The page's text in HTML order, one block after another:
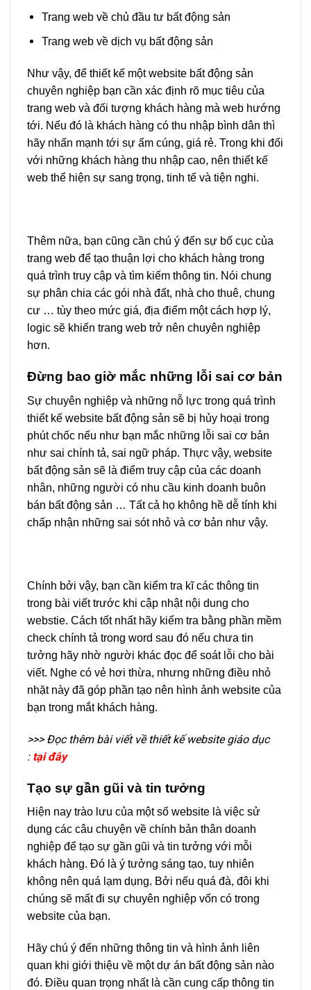
Trang web về chủ đầu tư bất động sản
Trang web về dịch vụ bất động sản
Như vậy, để thiết kế một website bất động sản
chuyên nghiệp bạn cần xác định rõ mục tiêu của
trang web và đối tượng khách hàng mà web hướng
tới. Nếu đó là khách hàng có thu nhập bình dân thì
hãy nhấn mạnh tới sự ấm cúng, giá rẻ. Trong khi đối
với những khách hàng thu nhập cao, nên thiết kế
web thể hiện sự sang trọng, tinh tế và tiện nghi.
Thêm nữa, bạn cũng cần chú ý đến sự bố cục của
trang web để tạo thuận lợi cho khách hàng trong
quá trình truy cập và tìm kiếm thông tin. Nói chung
sự phân chia các gói nhà đất, nhà cho thuê, chung
cư … tùy theo mức giá, địa điểm một cách hợp lý,
logic sẽ khiến trang web trở nên chuyên nghiệp
hơn.
Đừng bao giờ mắc những lỗi sai cơ bản
Sự chuyên nghiệp và những nỗ lực trong quá trình
thiết kế website bất động sản sẽ bị hủy hoại trong
phút chốc nếu như bạn mắc những lỗi sai cơ bản
như sai chính tả, sai ngữ pháp. Thực vậy, website
bất động sản sẽ là điểm truy cập của các doanh
nhân, những người có nhu cầu kinh doanh buôn
bán bất động sản … Tất cả họ không hề dễ tính khi
chấp nhận những sai sót nhỏ và cơ bản như vậy.
Chính bởi vậy, bạn cần kiểm tra kĩ các thông tin
trong bài viết trước khi cập nhật nội dung cho
webstie. Cách tốt nhất hãy kiểm tra bằng phần mềm
check chính tả trong word sau đó nếu chưa tin
tưởng hãy nhờ người khác đọc để soát lỗi cho bài
viết. Nghe có vẻ hơi thừa, nhưng những điều nhỏ
nhặt này đã góp phần tạo nên hình ảnh website của
bạn trong mắt khách hàng.
>>> Đọc thêm bài viết về thiết kế website giáo dục
: tại đây
Tạo sự gần gũi và tin tưởng
Hiện nay trào lưu của một số website là việc sử
dụng các câu chuyện về chính bản thân doanh
nghiệp để tạo sự gần gũi và tin tưởng với mỗi
khách hàng. Đó là ý tưởng sáng tạo, tuy nhiên
không nên quá lạm dụng. Bởi nếu quá đà, đôi khi
chúng sẽ mất đi sự chuyên nghiệp vốn có trong
website của bạn.
Hãy chú ý đến những thông tin và hình ảnh liên
quan khi giới thiệu về một dự án bất động sản nào
đó. Điều quan trọng nhất là cần cung cấp thông tin